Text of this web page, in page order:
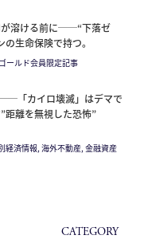
が溶ける前に──“下落ゼ
生命保険で持つ。
ールド会員限定記事
「カイロ壊滅」はデマで
距離を無視した恐怖”
経済情報, 海外不動産, 金融資産